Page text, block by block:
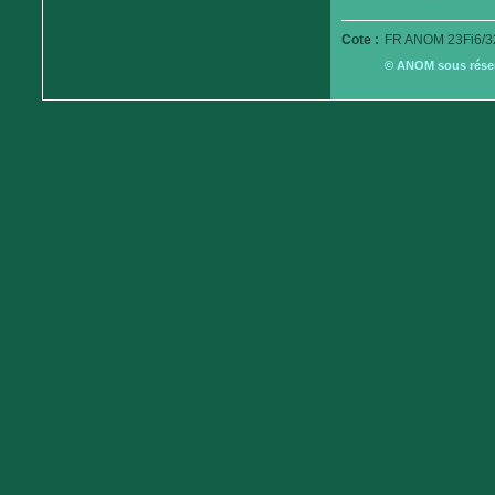
Cote : FR ANOM 23Fi6/
© ANOM sous